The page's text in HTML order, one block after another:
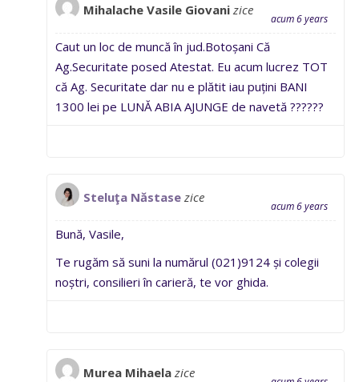
Mihalache Vasile Giovani zice
acum 6 years
Caut un loc de muncă în jud.Botoșani Că
Ag.Securitate posed Atestat. Eu acum lucrez TOT
că Ag. Securitate dar nu e plătit iau puțini BANI
1300 lei pe LUNĂ ABIA AJUNGE de navetă ??????
Steluţa Năstase zice
acum 6 years
Bună, Vasile,
Te rugăm să suni la numărul (021)9124 și colegii
noștri, consilieri în carieră, te vor ghida.
Murea Mihaela zice